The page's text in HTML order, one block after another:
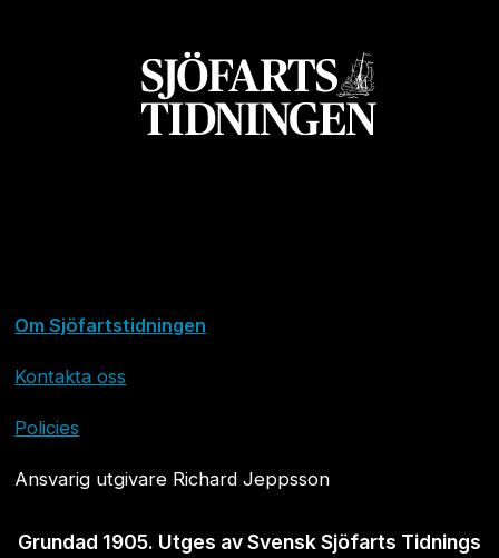
Om Sjöfartstidningen
Kontakta oss
Policies
Ansvarig utgivare Richard Jeppsson
Grundad 1905. Utges av Svensk Sjöfarts Tidnings